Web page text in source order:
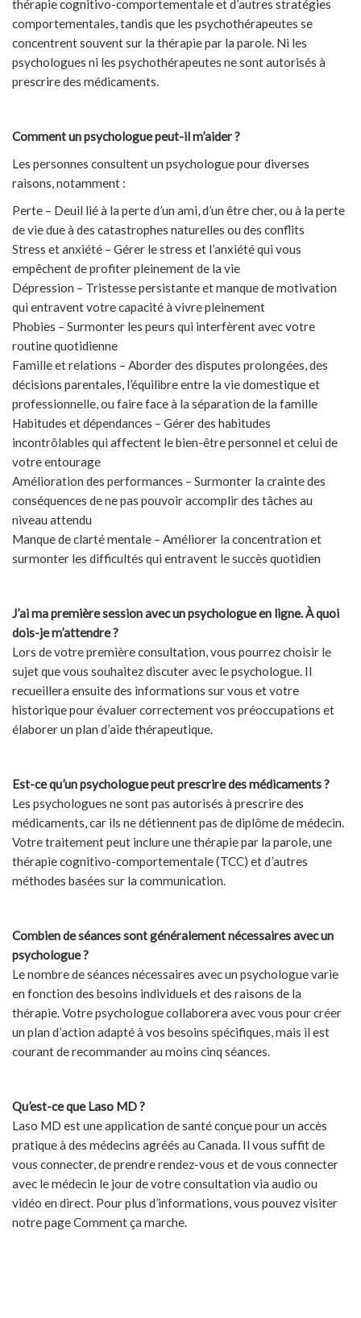
thérapie cognitivo-comportementale et d’autres stratégies
comportementales, tandis que les psychothérapeutes se
concentrent souvent sur la thérapie par la parole. Ni les
psychologues ni les psychothérapeutes ne sont autorisés à
prescrire des médicaments.
Comment un psychologue peut-il m’aider ?
Les personnes consultent un psychologue pour diverses
raisons, notamment :
Perte – Deuil lié à la perte d’un ami, d’un être cher, ou à la perte
de vie due à des catastrophes naturelles ou des conflits
Stress et anxiété – Gérer le stress et l’anxiété qui vous
empêchent de profiter pleinement de la vie
Dépression – Tristesse persistante et manque de motivation
qui entravent votre capacité à vivre pleinement
Phobies – Surmonter les peurs qui interfèrent avec votre
routine quotidienne
Famille et relations – Aborder des disputes prolongées, des
décisions parentales, l’équilibre entre la vie domestique et
professionnelle, ou faire face à la séparation de la famille
Habitudes et dépendances – Gérer des habitudes
incontrôlables qui affectent le bien-être personnel et celui de
votre entourage
Amélioration des performances – Surmonter la crainte des
conséquences de ne pas pouvoir accomplir des tâches au
niveau attendu
Manque de clarté mentale – Améliorer la concentration et
surmonter les difficultés qui entravent le succès quotidien
J’ai ma première session avec un psychologue en ligne. À quoi
dois-je m’attendre ?
Lors de votre première consultation, vous pourrez choisir le
sujet que vous souhaitez discuter avec le psychologue. Il
recueillera ensuite des informations sur vous et votre
historique pour évaluer correctement vos préoccupations et
élaborer un plan d’aide thérapeutique.
Est-ce qu’un psychologue peut prescrire des médicaments ?
Les psychologues ne sont pas autorisés à prescrire des
médicaments, car ils ne détiennent pas de diplôme de médecin.
Votre traitement peut inclure une thérapie par la parole, une
thérapie cognitivo-comportementale (TCC) et d’autres
méthodes basées sur la communication.
Combien de séances sont généralement nécessaires avec un
psychologue ?
Le nombre de séances nécessaires avec un psychologue varie
en fonction des besoins individuels et des raisons de la
thérapie. Votre psychologue collaborera avec vous pour créer
un plan d’action adapté à vos besoins spécifiques, mais il est
courant de recommander au moins cinq séances.
Qu’est-ce que Laso MD ?
Laso MD est une application de santé conçue pour un accès
pratique à des médecins agréés au Canada. Il vous suffit de
vous connecter, de prendre rendez-vous et de vous connecter
avec le médecin le jour de votre consultation via audio ou
vidéo en direct. Pour plus d’informations, vous pouvez visiter
notre page Comment ça marche.